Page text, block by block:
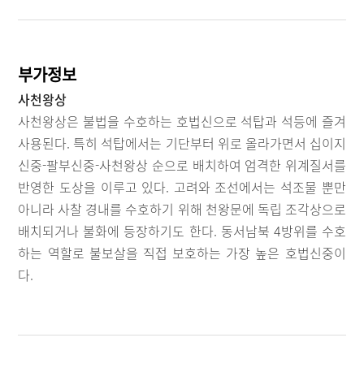
부가정보
사천왕상
사천왕상은 불법을 수호하는 호법신으로 석탑과 석등에 즐겨
사용된다. 특히 석탑에서는 기단부터 위로 올라가면서 십이지
신중-팔부신중-사천왕상 순으로 배치하여 엄격한 위계질서를
반영한 도상을 이루고 있다. 고려와 조선에서는 석조물 뿐만
아니라 사찰 경내를 수호하기 위해 천왕문에 독립 조각상으로
배치되거나 불화에 등장하기도 한다. 동서남북 4방위를 수호
하는 역할로 불보살을 직접 보호하는 가장 높은 호법신중이
다.